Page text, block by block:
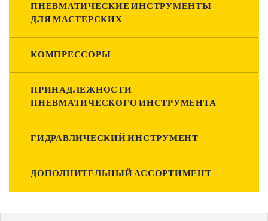
ПНЕВМАТИЧЕСКИЕ ИНСТРУМЕНТЫ
ДЛЯ МАСТЕРСКИХ
КОМПРЕССОРЫ
ПРИНАДЛЕЖНОСТИ
ПНЕВМАТИЧЕСКОГО ИНСТРУМЕНТА
ГИДРАВЛИЧЕСКИЙ ИНСТРУМЕНТ
ДОПОЛНИТЕЛЬНЫЙ АССОРТИМЕНТ